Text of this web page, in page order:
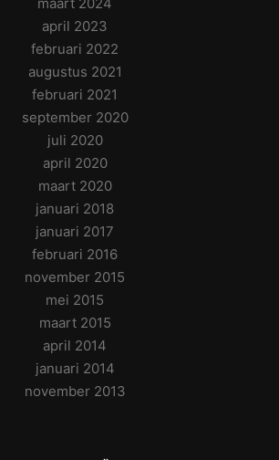
april 2023
februari 2022
augustus 2021
februari 2021
september 2020
juli 2020
april 2020
maart 2020
januari 2018
januari 2017
februari 2016
november 2015
mei 2015
maart 2015
april 2014
januari 2014
november 2013